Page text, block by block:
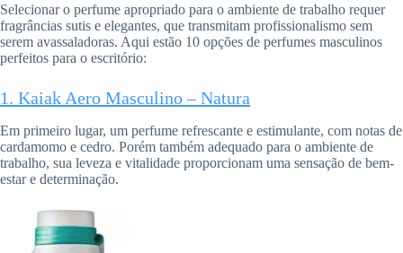
Selecionar o perfume apropriado para o ambiente de trabalho requer
fragrâncias sutis e elegantes, que transmitam profissionalismo sem
serem avassaladoras. Aqui estão 10 opções de perfumes masculinos
perfeitos para o escritório:
1. Kaiak Aero Masculino – Natura
Em primeiro lugar, um perfume refrescante e estimulante, com notas de
cardamomo e cedro. Porém também adequado para o ambiente de
trabalho, sua leveza e vitalidade proporcionam uma sensação de bem-
estar e determinação.